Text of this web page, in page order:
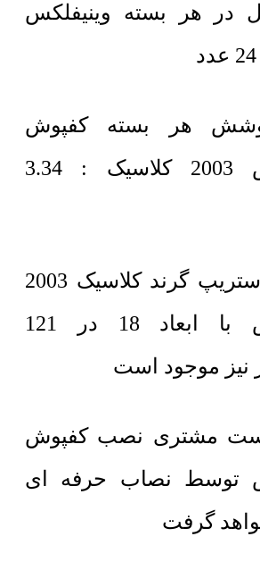
در هر بسته وینیفلکس
پوشش هر بستهکفپوش
: 3.34
کفپوش استریپ گرند کلاسیک 2003
وینیفلکس با ابعاد 18 در 121
نیز موجود است
مشتری نصب کفپوش
توسط نصاب حرفه ای
گرفت